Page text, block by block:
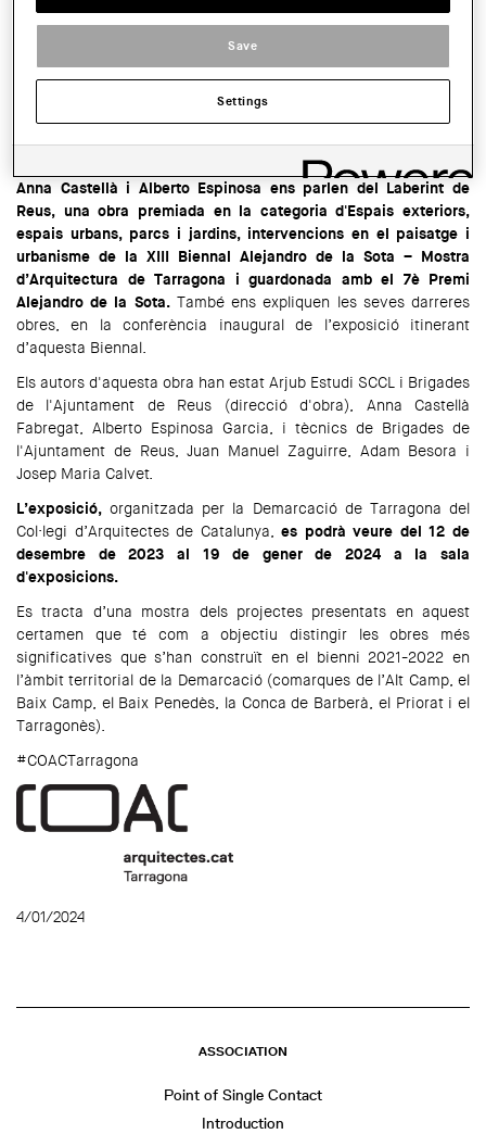
de Catalunya (COAC)
A les 19:00 h
SHARE THIS
WhatsApp
Facebook
TwitterLinkedIn
Share
Anna Castellà i Alberto Espinosa ens parlen del Laberint de
Reus, una obra premiada en la categoria d'Espais exteriors,
espais urbans, parcs i jardins, intervencions en el paisatge i
urbanisme de la XIII Biennal Alejandro de la Sota – Mostra
d’Arquitectura de Tarragona i guardonada amb el 7è Premi
Alejandro de la Sota.També ens expliquen les seves darreres
obres, en la conferència inaugural de l’exposició itinerant
d’aquesta Biennal.
Els autors d'aquesta obra han estat Arjub Estudi SCCL i Brigades
de l'Ajuntament de Reus (direcció d'obra), Anna Castellà
Fabregat, Alberto Espinosa Garcia, i tècnics de Brigades de
l'Ajuntament de Reus, Juan Manuel Zaguirre, Adam Besora i
Josep Maria Calvet.
L’exposició, organitzada per la Demarcació de Tarragona del
Col·legi d’Arquitectes de Catalunya,es podrà veure del 12 de
desembre de 2023 al 19 de gener de 2024 a la sala
d'exposicions.
Es tracta d’una mostra dels projectes presentats en aquest
certamen que té com a objectiu distingir les obres més
significatives que s’han construït en el bienni 2021-2022 en
l’àmbit territorial de la Demarcació (comarques de l’Alt Camp, el
Baix Camp, el Baix Penedès, la Conca de Barberà, el Priorat i el
Tarragonès).
#COACTarragona
4/01/2024
ASSOCIATION
Point of Single Contact
Introduction
Save
Settings